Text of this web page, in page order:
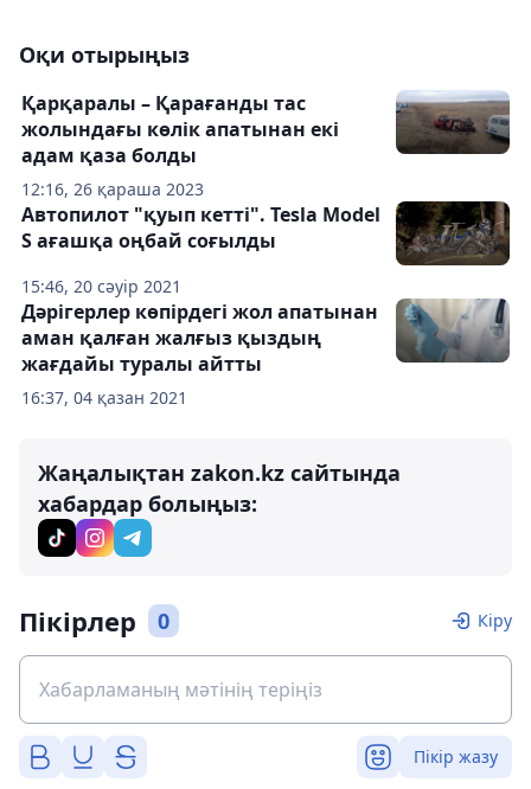
Оқи отырыңыз
12:16, 26 қараша 2023
Қарқаралы – Қарағанды тас
жолындағы көлік апатынан екі
адам қаза болды
15:46, 20 сәуір 2021
Автопилот "қуып кетті". Tesla Model
S ағашқа оңбай соғылды
16:37, 04 қазан 2021
Дәрігерлер көпірдегі жол апатынан
аман қалған жалғыз қыздың
жағдайы туралы айтты
Жаңалықтан zakon.kz сайтында
хабардар болыңыз:
Пікірлер 0 Кіру
Пікір жазу